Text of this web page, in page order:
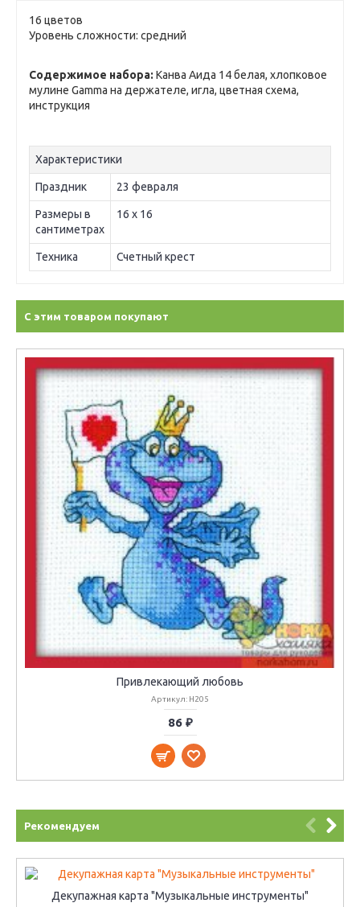
16 цветов
Уровень сложности: средний
Содержимое набора: Канва Аида 14 белая, хлопковое
мулине Gamma на держателе, игла, цветная схема,
инструкция
Характеристики
Праздник 23 февраля
Размеры в
сантиметрах
16 х 16
Техника Счетный крест
С этим товаром покупают
Привлекающий любовь
Артикул: H205
86 ₽
Рекомендуем
Декупажная карта "Музыкальные инструменты"